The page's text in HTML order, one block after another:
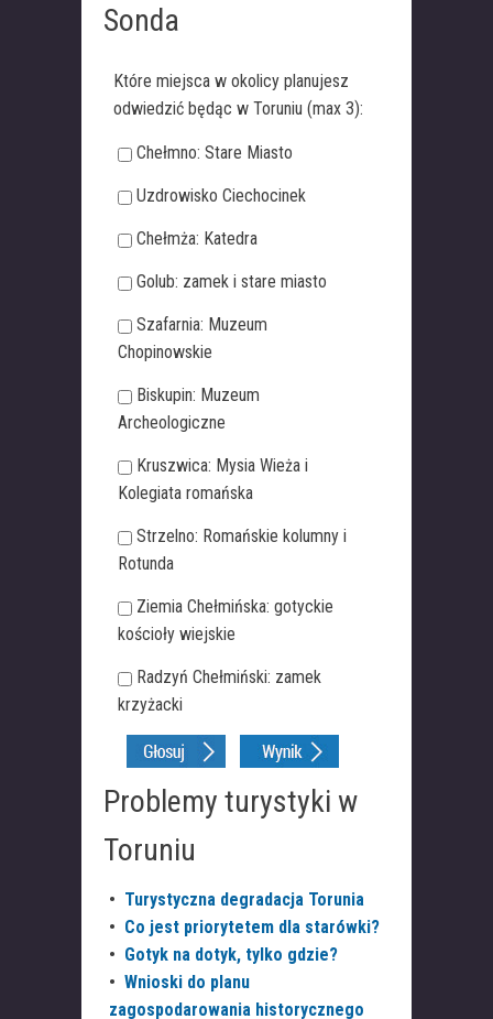
Sonda
Które miejsca w okolicy planujesz
odwiedzić będąc w Toruniu (max 3):
Chełmno: Stare Miasto
Uzdrowisko Ciechocinek
Chełmża: Katedra
Golub: zamek i stare miasto
Szafarnia: Muzeum
Chopinowskie
Biskupin: Muzeum
Archeologiczne
Kruszwica: Mysia Wieża i
Kolegiata romańska
Strzelno: Romańskie kolumny i
Rotunda
Ziemia Chełmińska: gotyckie
kościoły wiejskie
Radzyń Chełmiński: zamek
krzyżacki
Problemy turystyki w
Toruniu
• Turystyczna degradacja Torunia
• Co jest priorytetem dla starówki?
• Gotyk na dotyk, tylko gdzie?
• Wnioski do planu
zagospodarowania historycznego